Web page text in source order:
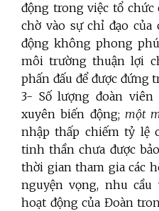
động trong việc tổ chức
chờ vào sự chỉ đạo
động không phong
môi trường thuận lợi
phấn đấu để được đứng
3- Số lượng đoàn
xuyên biến động; một
nhập thấp chiếm tỷ lệ
tinh thần chưa được
thời gian tham gia các
nguyện vọng, nhu cầu
hoạt động của Đoàn